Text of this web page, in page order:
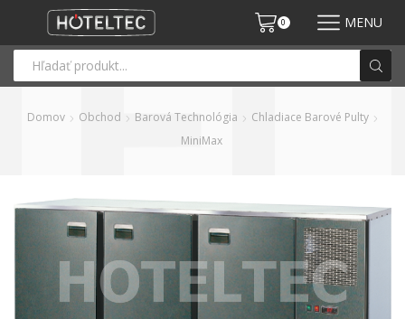
0 MENU
Domov Obchod Barová Technológia
Chladiace Barové Pulty
MiniMax